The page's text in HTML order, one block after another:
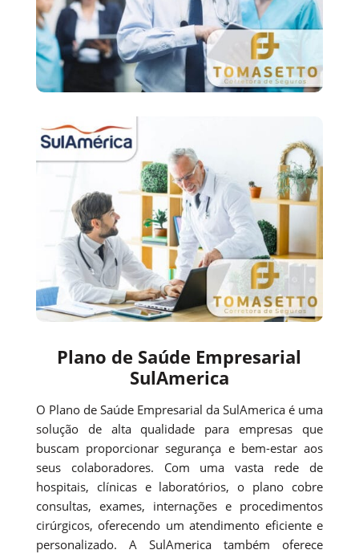
Plano de Saúde Empresarial
SulAmerica
O Plano de Saúde Empresarial da SulAmerica é uma
solução de alta qualidade para empresas que
buscam proporcionar segurança e bem-estar aos
seus colaboradores. Com uma vasta rede de
hospitais, clínicas e laboratórios, o plano cobre
consultas, exames, internações e procedimentos
cirúrgicos, oferecendo um atendimento eficiente e
personalizado. A SulAmerica também oferece